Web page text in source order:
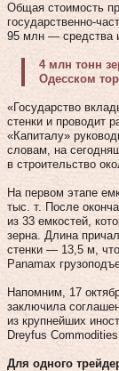
Общая стоимость
государственно-
95 млн — средства
4 млн тонн
Одесском
«Государство
стенки и проводит
«Капиталу»
словам, на
в строительство
На первом этапе
тыс. т. После
из 33 емкостей,
зерна. Длина
стенки — 13,5 м,
Panamax
Напомним, 17
заключила
из крупнейших
Dreyfus
Для одного